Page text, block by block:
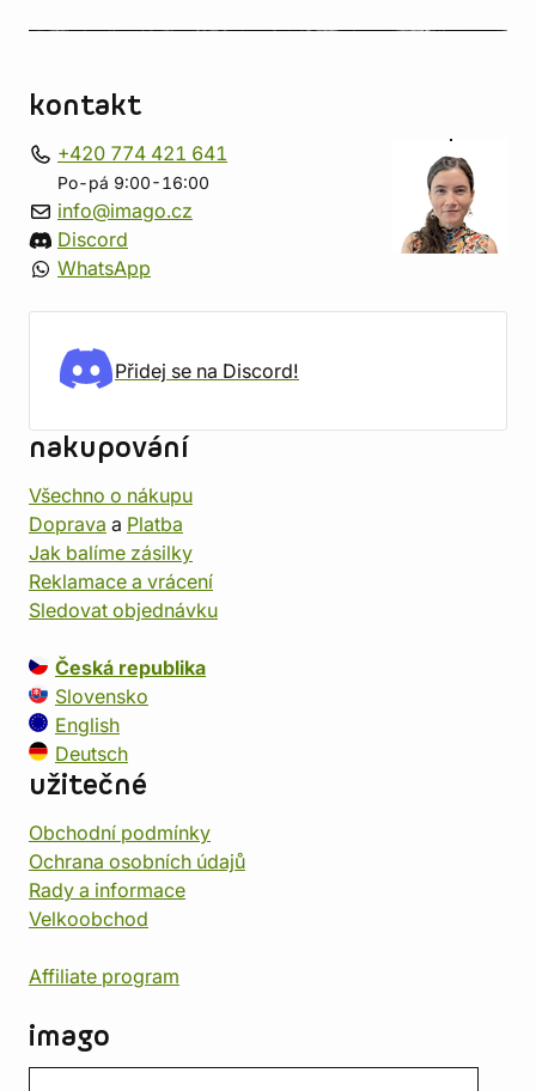
kontakt
+420 774 421 641
Po-pá 9:00-16:00
info@imago.cz
Discord
WhatsApp
Přidej se na Discord!
nakupování
Všechno o nákupu
Doprava a Platba
Jak balíme zásilky
Reklamace a vrácení
Sledovat objednávku
Česká republika
Slovensko
English
Deutsch
užitečné
Obchodní podmínky
Ochrana osobních údajů
Rady a informace
Velkoobchod
Affiliate program
imago